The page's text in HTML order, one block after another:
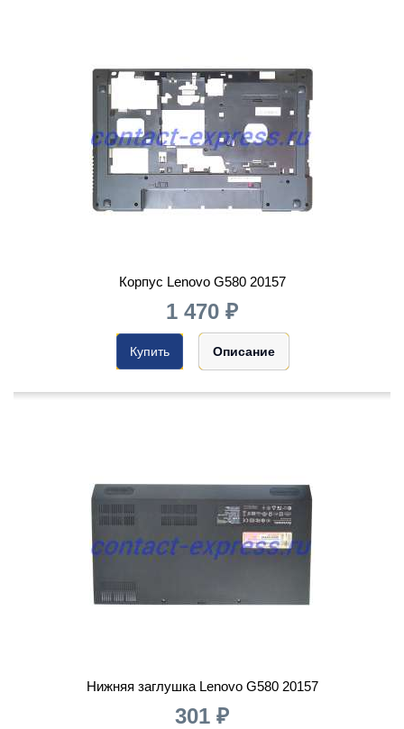
Корпус Lenovo G580 20157
1 470 ₽
Купить Описание
Нижняя заглушка Lenovo G580 20157
301 ₽